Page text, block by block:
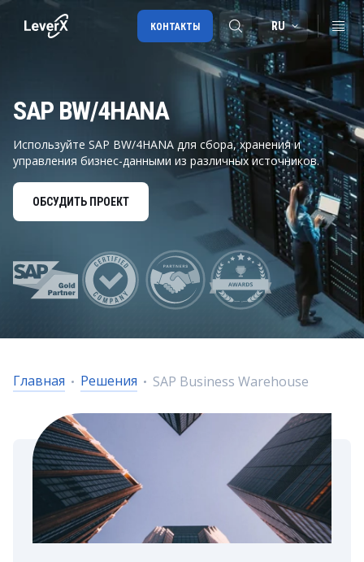
Внедрение SAP
Лицензии SAP
SAP BTP
SAP Transportation Management
RU
КОНТАКТЫ
SAP BW/4HANA
Используйте SAP BW/4HANA для сбора, хранения и
управления бизнес-данными из различных источников.
ОБСУДИТЬ ПРОЕКТ
Главная Решения SAP Business Warehouse